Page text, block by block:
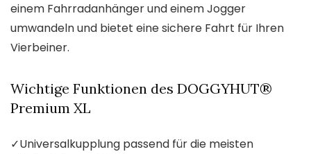
einem Fahrradanhänger und einem Jogger
umwandeln und bietet eine sichere Fahrt für Ihren
Vierbeiner.
Wichtige Funktionen des DOGGYHUT®
Premium XL
✓Universalkupplung passend für die meisten